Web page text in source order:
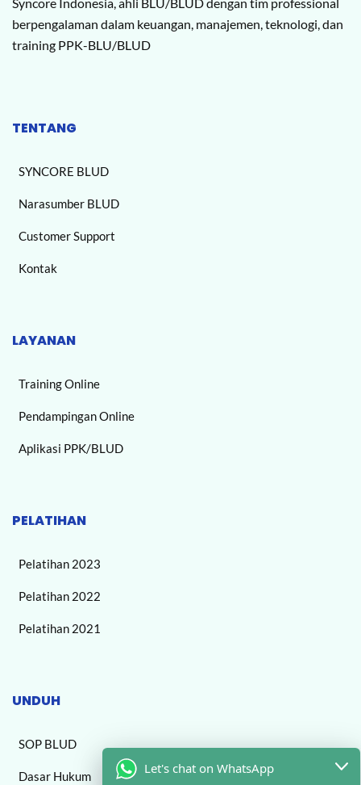
berpengalaman dalam keuangan, manajemen, teknologi, dan
training PPK-BLU/BLUD
TENTANG
SYNCORE BLUD
Narasumber BLUD
Customer Support
Kontak
LAYANAN
Training Online
Pendampingan Online
Aplikasi PPK/BLUD
PELATIHAN
Pelatihan 2023
Pelatihan 2022
Pelatihan 2021
UNDUH
SOP BLUD
Dasar Hukum
Let's chat on WhatsApp